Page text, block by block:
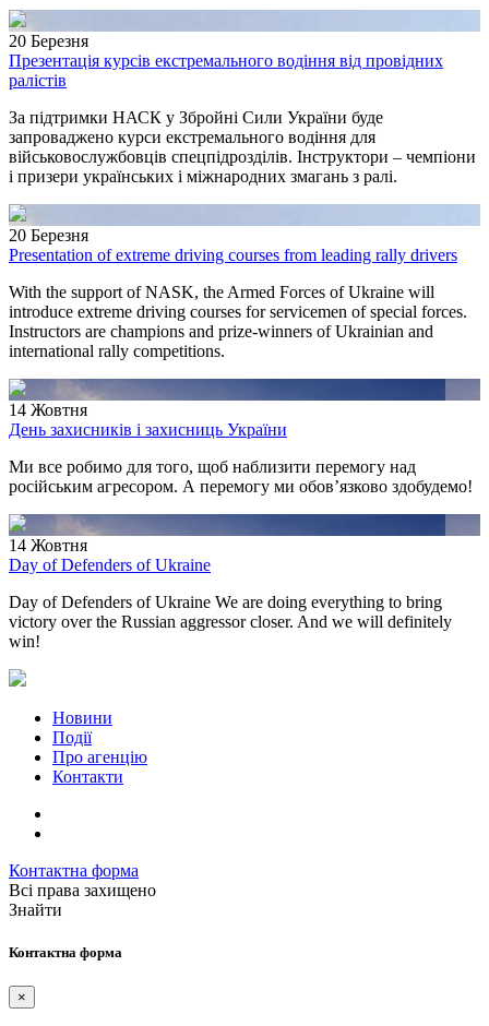
20 Березня
Презентація курсів екстремального водіння від провідних
ралістів
За підтримки НАСК у Збройні Сили України буде
запроваджено курси екстремального водіння для
військовослужбовців спецпідрозділів. Інструктори – чемпіони
і призери українських і міжнародних змагань з ралі.
20 Березня
Presentation of extreme driving courses from leading rally drivers
With the support of NASK, the Armed Forces of Ukraine will
introduce extreme driving courses for servicemen of special forces.
Instructors are champions and prize-winners of Ukrainian and
international rally competitions.
14 Жовтня
День захисників і захисниць України
Ми все робимо для того, щоб наблизити перемогу над
російським агресором. А перемогу ми обов’язково здобудемо!
14 Жовтня
Day of Defenders of Ukraine
Day of Defenders of Ukraine We are doing everything to bring
victory over the Russian aggressor closer. And we will definitely
win!
Новини
Події
Про агенцію
Контакти
Контактна форма
Всі права захищено
Знайти
Контактна форма
×